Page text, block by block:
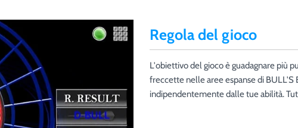
Regola del gioco
L'obiettivo del gioco è guadagnare più
freccette nelle aree espanse di BULL'S
indipendentemente dalle tue abilità.